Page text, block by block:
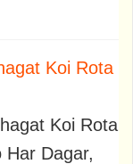
Koi Rota
Koi Rota
Har Dagar,